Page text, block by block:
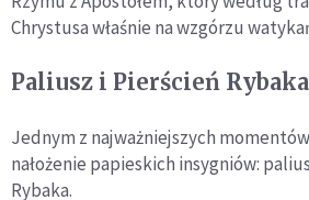
Chrystusa właśnie na wzgórzu
Paliusz i Pierścień Rybaka
Jednym z najważniejszych
nałożenie papieskich insygniów:
Rybaka.